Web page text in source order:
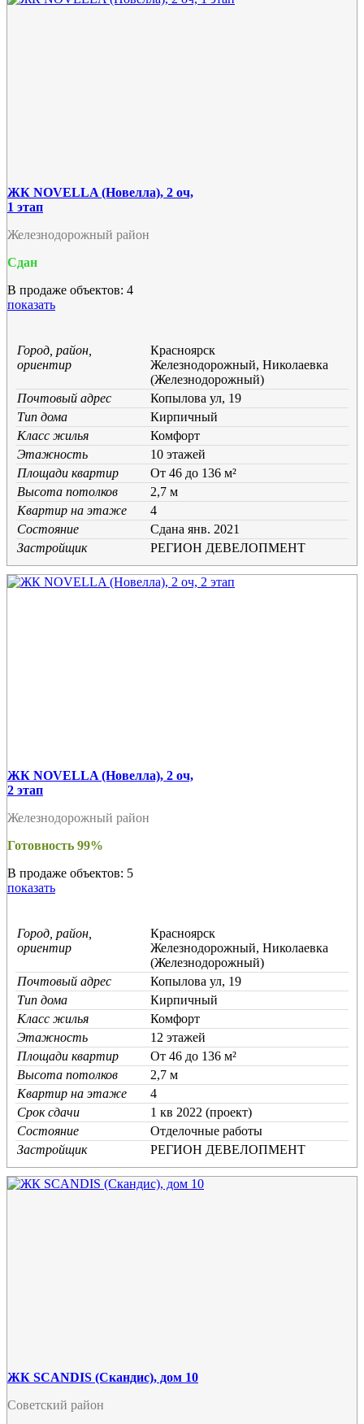
ЖК NOVELLA (Новелла), 2 оч,
1 этап
Железнодорожный район
Сдан
В продаже объектов: 4
показать
Город, район,
ориентир
Красноярск
Железнодорожный, Николаевка
(Железнодорожный)
Почтовый адрес
Копылова ул, 19
Тип дома
Кирпичный
Класс жилья
Комфорт
Этажность
10 этажей
Площади квартир
От 46 до 136 м²
Высота потолков
2,7 м
Квартир на этаже
4
Состояние
Cдана янв. 2021
Застройщик
РЕГИОН ДЕВЕЛОПМЕНТ
ЖК NOVELLA (Новелла), 2 оч,
2 этап
Железнодорожный район
Готовность 99%
В продаже объектов: 5
показать
Город, район,
ориентир
Красноярск
Железнодорожный, Николаевка
(Железнодорожный)
Почтовый адрес
Копылова ул, 19
Тип дома
Кирпичный
Класс жилья
Комфорт
Этажность
12 этажей
Площади квартир
От 46 до 136 м²
Высота потолков
2,7 м
Квартир на этаже
4
Срок сдачи
1 кв 2022 (проект)
Состояние
Отделочные работы
Застройщик
РЕГИОН ДЕВЕЛОПМЕНТ
ЖК SCANDIS (Скандис), дом 10
Советский район